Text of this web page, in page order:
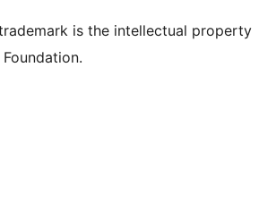
is the intellectual property